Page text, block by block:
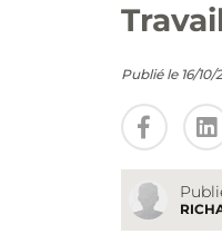
Publié le 16/10/